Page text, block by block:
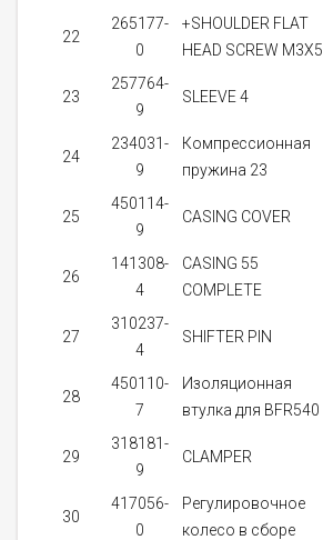
22
265177-
0
+SHOULDER FLAT
HEAD SCREW M3X5
23
257764-
9
SLEEVE 4
24
234031-
9
Компрессионная
пружина 23
25
450114-
9
CASING COVER
26
141308-
4
CASING 55
COMPLETE
27
310237-
4
SHIFTER PIN
28
450110-
7
Изоляционная
втулка для BFR540
29
318181-
9
CLAMPER
30
417056-
0
Регулировочное
колесо в сборе